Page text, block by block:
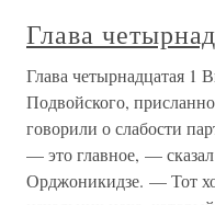
Глава
Глава четырнадцатая
Подвойского,
говорили о слабости
— это главное, —
Орджоникидзе. — Тот